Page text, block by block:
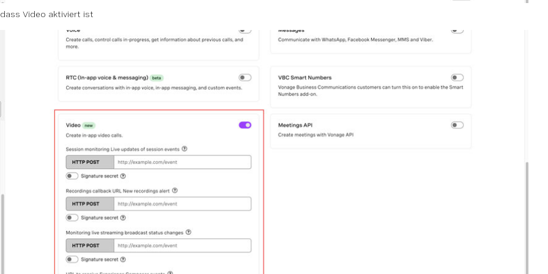
Video aktiviert ist